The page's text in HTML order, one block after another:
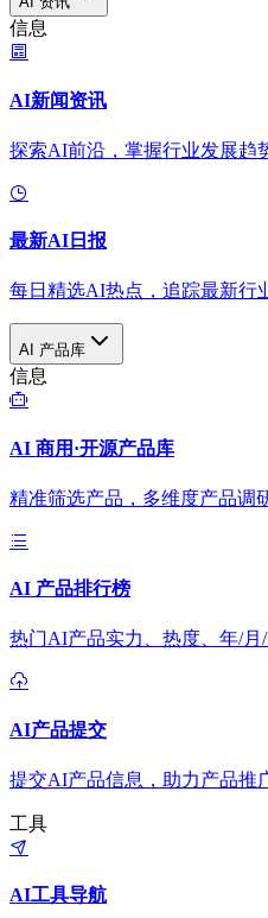
信息
AI新闻资讯
探索AI前沿，掌握行业发展趋
最新AI日报
每日精选AI热点，追踪最新行
AI 产品库
信息
AI 商用·开源产品库
精准筛选产品，多维度产品调
AI 产品排行榜
热门AI产品实力、热度、年/月
AI产品提交
提交AI产品信息，助力产品推
工具
AI工具导航